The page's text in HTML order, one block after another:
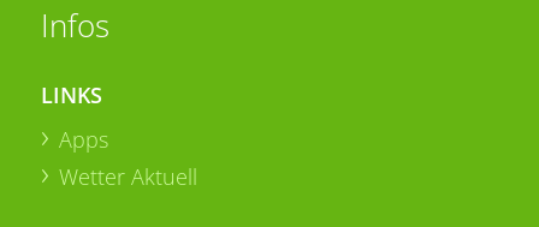
Infos
LINKS
Apps
Wetter Aktuell